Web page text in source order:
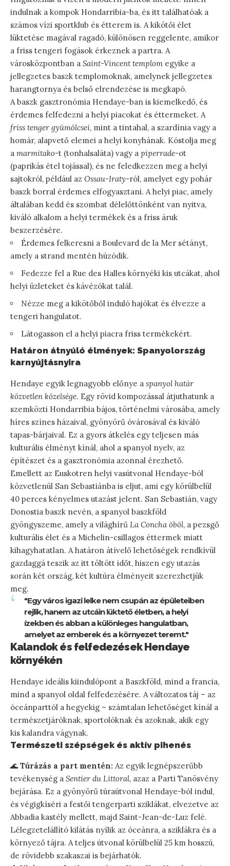
indulnak a kompok Hondarribia-ba, és itt találhatóak a
számos vízi sportklub és étterem is. A kikötői élet
lüktetése magával ragadó, különösen reggelente, amikor
a friss tengeri fogások érkeznek a partra. A
városközpontban a Saint-Vincent templom egyike a
jellegzetes baszk templomoknak, amelynek jellegzetes
harangtornya és belső elrendezése is megkapó.
A baszk gasztronómia Hendaye-ban is kiemelkedő, és
érdemes felfedezni a helyi piacokat és éttermeket. A
friss tenger gyümölcsei, mint a tintahal, a szardínia vagy a
homár, alapvető elemei a helyi konyhának. Kóstolja meg
a marmitako-t (tonhalsaláta) vagy a piperrade-ot
(paprikás étel tojással), és ne feledkezzen meg a helyi
sajtokról, például az Ossau-Iraty-ról, amelyet egy pohár
baszk borral érdemes elfogyasztani. A helyi piac, amely
általában kedd és szombat délelőttönként van nyitva,
kiváló alkalom a helyi termékek és a friss áruk
beszerzésére.
Érdemes felkeresni a Boulevard de la Mer sétányt,
amely a strand mentén húzódik.
Fedezze fel a Rue des Halles környéki kis utcákat, ahol
helyi üzleteket és kávézókat talál.
Nézze meg a kikötőből induló hajókat és élvezze a
tengeri hangulatot.
Látogasson el a helyi piacra friss termékekért.
Határon átnyúló élmények: Spanyolország
karnyújtásnyira
Hendaye egyik legnagyobb előnye a spanyol határ
közvetlen közelsége. Egy rövid kompozással átjuthatunk a
szemközti Hondarribia bájos, történelmi városába, amely
híres színes házaival, gyönyörű óvárosával és kiváló
tapas-bárjaival. Ez a gyors átkelés egy teljesen más
kulturális élményt kínál, ahol a spanyol nyelv, az
építészet és a gasztronómia azonnal érezhető.
Emellett az Euskotren helyi vasútvonal Hendaye-ból
közvetlenül San Sebastiánba is eljut, ami egy körülbelül
40 perces kényelmes utazást jelent. San Sebastián, vagy
Donostia baszk nevén, a spanyol baszkföld
gyöngyszeme, amely a világhírű La Concha öböl, a pezsgő
kulturális élet és a Michelin-csillagos éttermek miatt
kihagyhatatlan. A határon átívelő lehetőségek rendkívül
gazdaggá teszik az itt töltött időt, hiszen egy utazás
során két ország, két kultúra élményeit szerezhetjük
meg.
"Egy város igazi lelke nem csupán az épületeiben
rejlik, hanem az utcáin lüktető életben, a helyi
ízekben és abban a különleges hangulatban,
amelyet az emberek és a környezet teremt."
Kalandok és felfedezések Hendaye
környékén
Hendaye ideális kiindulópont a Baszkföld, mind a francia,
mind a spanyol oldal felfedezésére. A változatos táj – az
óceánparttól a hegyekig – számtalan lehetőséget kínál a
természetjáróknak, sportolóknak és azoknak, akik egy
kis kalandra vágynak.
Természeti szépségek és aktív pihenés
🌊 Túrázás a part mentén: Az egyik legnépszerűbb
tevékenység a Sentier du Littoral, azaz a Parti Tanösvény
bejárása. Ez a gyönyörű túraútvonal Hendaye-ból indul,
és végigkíséri a festői tengerparti sziklákat, elvezetve az
Abbadia kastély mellett, majd Saint-Jean-de-Luz felé.
Lélegzetelállító kilátás nyílik az óceánra, a sziklákra és a
környező tájra. A teljes útvonal körülbelül 25 km hosszú,
de rövidebb szakaszai is bejárhatók.